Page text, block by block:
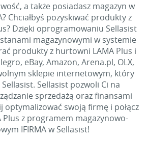
a także posiadasz magazyn w
Chciałbyś pozyskiwać produkty z
Dzięki oprogramowaniu Sellasist
magazynowymi w systemie
produkty z hurtowni LAMA Plus i
eBay, Amazon, Arena.pl, OLX,
sklepie internetowym, który
Sellasist. Sellasist pozwoli Ci na
sprzedażą oraz finansami
optymalizować swoją firmę i połącz
Plus z programem magazynowo-
IFIRMA w Sellasist!